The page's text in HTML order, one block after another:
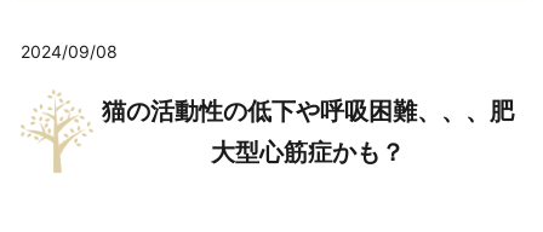
2024/09/08
猫の活動性の低下や呼吸困難、、、肥
大型心筋症かも？